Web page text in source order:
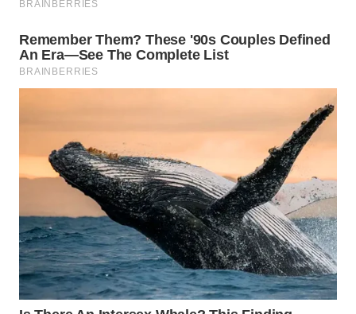
DEPOK
WN
WN
SAMOSIR
WN
PADANG
LAWAS
WN